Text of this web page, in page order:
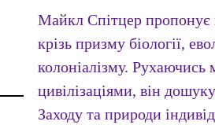
Майкл Спітцер пропонує
крізь призму біології,
колоніалізму.
цивілізаціями, він
Заходу та природи